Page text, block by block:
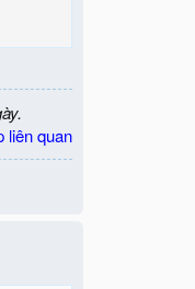
liên quan